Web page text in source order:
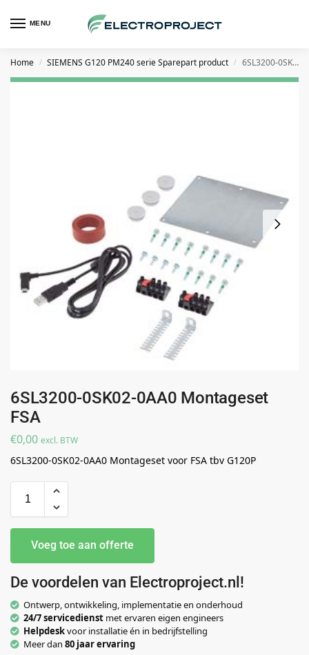
MENU
Home / SIEMENS G120 PM240 serie Sparepart product / 6SL3200-0SK02-0AA0 Montageset FSA
6SL3200-0SK02-0AA0 Montageset
FSA
€0,00 excl. BTW
6SL3200-0SK02-0AA0 Montageset voor FSA tbv G120P
Voeg toe aan offerte
De voordelen van Electroproject.nl!
Ontwerp, ontwikkeling, implementatie en onderhoud
24/7 servicedienst met ervaren eigen engineers
Helpdeskvoor installatie én in bedrijfstelling
Meer dan 80 jaar ervaring